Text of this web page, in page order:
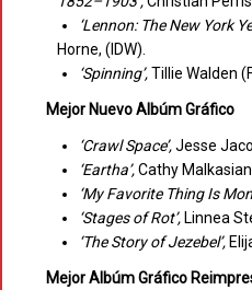
‘Lennon: The New York
Horne, (IDW).
‘Spinning’,Tillie Walden
Mejor Nuevo Albúm Gráfico
‘Crawl Space’,Jesse
‘Eartha’,Cathy
‘My Favorite Thing Is
‘Stages of Rot’, Linnea
‘The Story of Jezebel’,
Mejor Albúm Gráfico